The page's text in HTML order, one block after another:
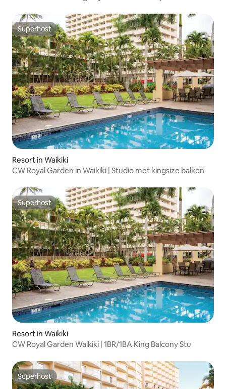
Superhost
Superhost
Resort in Waikiki
CW Royal Garden in Waikiki | Studio met kingsize balkon
Superhost
Superhost
Resort in Waikiki
CW Royal Garden Waikiki | 1BR/1BA King Balcony Stu
Superhost
Superhost